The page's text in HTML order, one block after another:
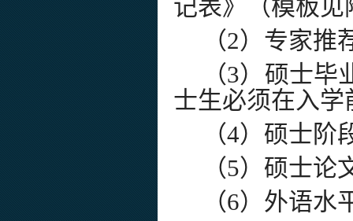
记表》（模板见
（2）专家推
（3）硕士毕
士生必须在入
（4）硕士阶
（5）硕士论
（6）外语水